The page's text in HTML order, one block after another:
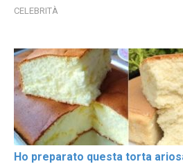
CELEBRITÀ
Ho preparato questa torta